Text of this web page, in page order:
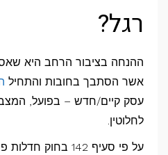
רגל?
ההנחה בציבור הרחב היא
אשר הסתבך בחובות והתחיל
עסק קיים/חדש – בפועל,
לחלוטין.
על פי סעיף 142 בחוק